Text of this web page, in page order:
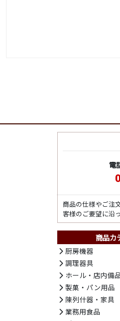
電
商品の仕様やご注
客様のご要望に沿
商品カ
厨房機器
調理器具
ホール・店内備
製菓・パン用品
陳列什器・家具
業務用食品